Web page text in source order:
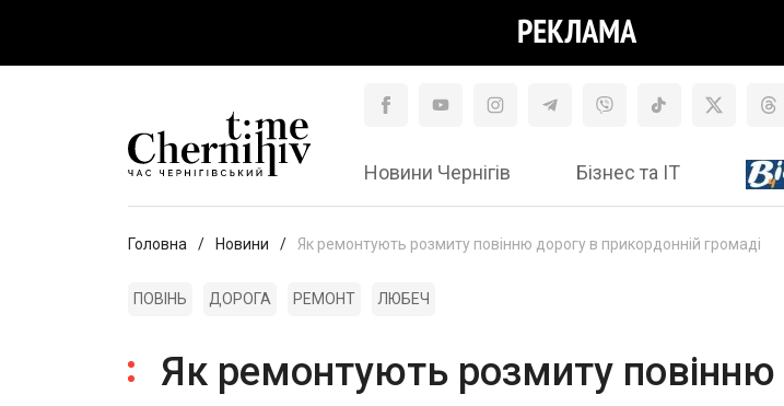
Новини Чернігів Бізнес та ІТ
Головна Новини Як ремонтують розмиту повінню дорогу в прикордонній громаді
ПОВІНЬ ДОРОГА РЕМОНТ ЛЮБЕЧ
Як ремонтують розмиту повінню